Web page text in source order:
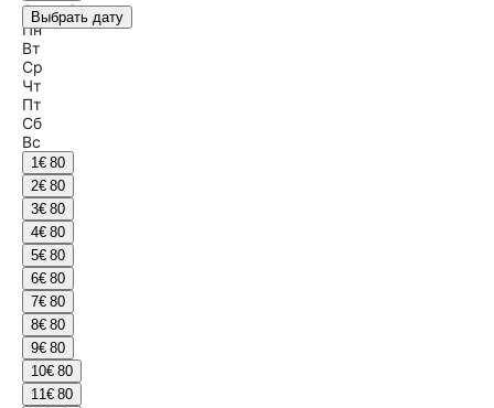
Сентябрь
Пн
Вт
Ср
Чт
Пт
Сб
Вс
1€ 80
2€ 80
3€ 80
4€ 80
5€ 80
6€ 80
7€ 80
8€ 80
9€ 80
10€ 80
11€ 80
Выбрать дату